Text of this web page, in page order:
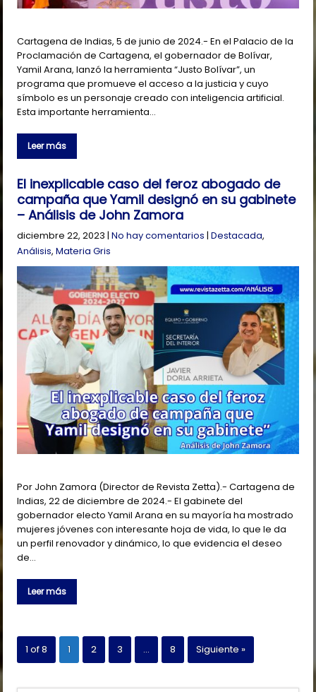
Cartagena de Indias, 5 de junio de 2024.- En el Palacio de la
Proclamación de Cartagena, el gobernador de Bolívar,
Yamil Arana, lanzó la herramienta “Justo Bolívar”, un
programa que promueve el acceso a la justicia y cuyo
símbolo es un personaje creado con inteligencia artificial.
Esta importante herramienta…
Leer más
El inexplicable caso del feroz abogado de
campaña que Yamil designó en su gabinete
– Análisis de John Zamora
diciembre 22, 2023 |No hay comentarios |Destacada,
Análisis,Materia Gris
Por John Zamora (Director de Revista Zetta).- Cartagena de
Indias, 22 de diciembre de 2024.- El gabinete del
gobernador electo Yamil Arana en su mayoría ha mostrado
mujeres jóvenes con interesante hoja de vida, lo que le da
un perfil renovador y dinámico, lo que evidencia el deseo
de…
Leer más
1 of 8 1 2 3 … 8 Siguiente »